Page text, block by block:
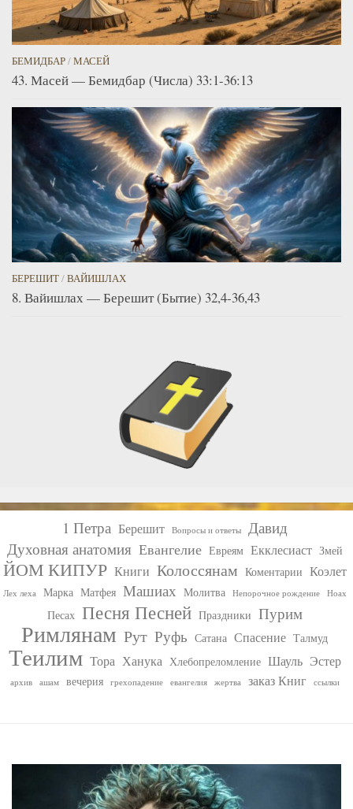
БЕМИДБАР/МАСЕЙ
43. Масей — Бемидбар (Числа) 33:1-36:13
БЕРЕШИТ/ВАЙИШЛАХ
8. Вайишлах — Берешит (Бытие) 32,4-36,43
1 Петра Берешит Вопросы и ответы
Давид
Духовная анатомия Евангелие Евреям Екклесиаст Змей
ЙОМ КИПУР Книги Колоссянам Коментарии Коэлет
Лех леха Марка Матфея Машиах Молитва Непорочное рождение Ноах
Песах Песня Песней Праздники Пурим
Римлянам Рут Руфь Сатана Спасение Талмуд
Теилим Тора Ханука Хлебопреломление Шауль Эстер
архив ашам вечерия грехопадение евангелия жертва заказ Книг ссылки